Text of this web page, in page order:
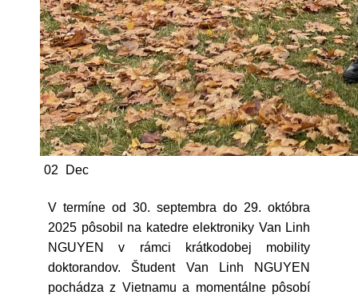
02 Dec
V termíne od 30. septembra do 29. októbra
2025 pôsobil na katedre elektroniky Van Linh
NGUYEN v rámci krátkodobej mobility
doktorandov. Študent Van Linh NGUYEN
pochádza z Vietnamu a momentálne pôsobí